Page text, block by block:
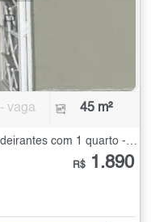
- vaga 45 m²
Apartamento para Alugar na Vila Bandeirantes com 1 quarto - 45 m²
R$ 1.890